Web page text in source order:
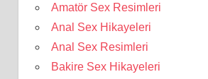
Amatör Sex Resimleri
Anal Sex Hikayeleri
Anal Sex Resimleri
Bakire Sex Hikayeleri